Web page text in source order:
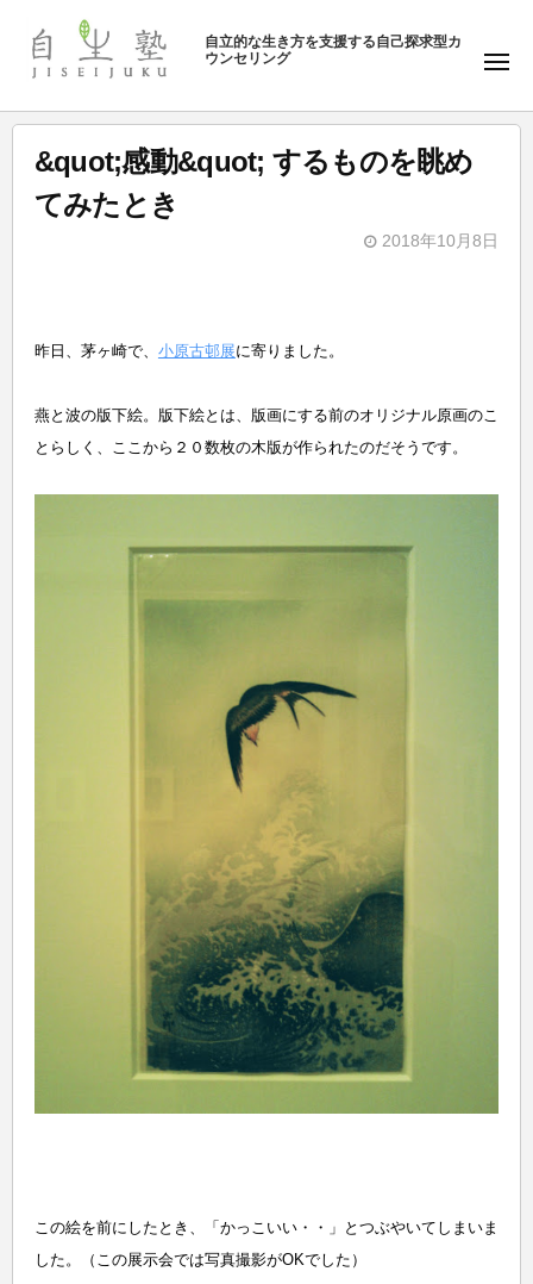
ン
自
塾
自立的な生き方を支援する自己探求型カ
ウンセリング
メ
ュ
ー
&quot;感動&quot; するものを眺め
てみたとき
2018年10月8日
生
昨日、茅ヶ崎で、 小原古邨展に寄りました。
燕と波の版下絵。版下絵とは、版画にする前のオリジナル原画のこ
とらしく、ここから２０数枚の木版が作られたのだそうです。
この絵を前にしたとき、「かっこいい・・」とつぶやいてしまいま
した。（この展示会では写真撮影がOKでした）